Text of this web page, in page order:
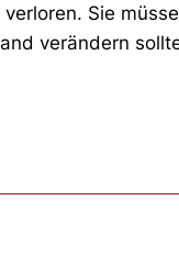
Sie
verändern